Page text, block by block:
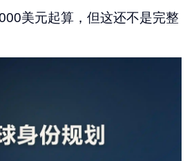
美元起算，但这还不是完整